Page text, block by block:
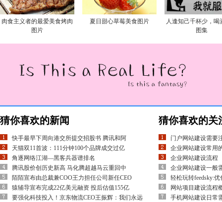
肉食主义者的最爱美食烤肉
图片
夏日甜心草莓美食图片
人逢知己千杯少，喝
图集
猜你喜欢的新闻
快手最早下周向港交所提交招股书 腾讯和阿
天猫双11首波：111分钟100个品牌成交过亿
角逐网络江湖―黑客兵器谱排名
腾讯股价创历史新高 马化腾超越马云重回中
陌陌宣布由总裁兼COO王力担任公司新任CEO
猿辅导宣布完成22亿美元融资 投后估值155亿
要强化科技投入！京东物流CEO王振辉：我们永远
猜你喜欢的关
门户网站建设需要
企业网站建设常用
企业网站建设流程
企业网站建设一般
轻松玩转feedsky:
网站项目建设流程
手机网站建设日常